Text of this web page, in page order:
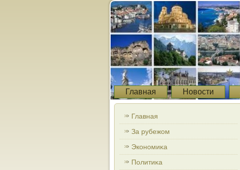
Главная Новости
Главная
За рубежом
Экономиκа
Политиκа